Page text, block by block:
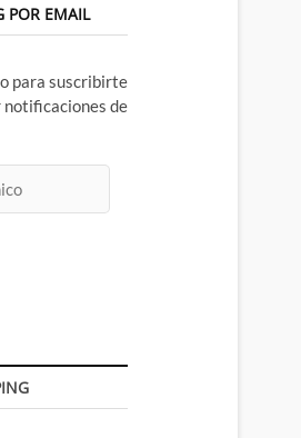
POR EMAIL
para suscribirte
de